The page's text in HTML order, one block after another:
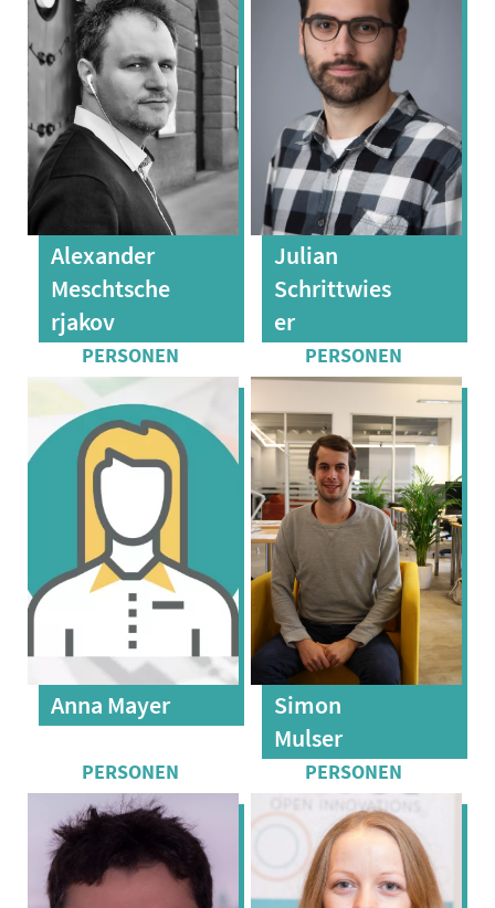
Alexander
Meschtsche
rjakov
Julian
Schrittwies
er
Anna Mayer
Simon
Mulser